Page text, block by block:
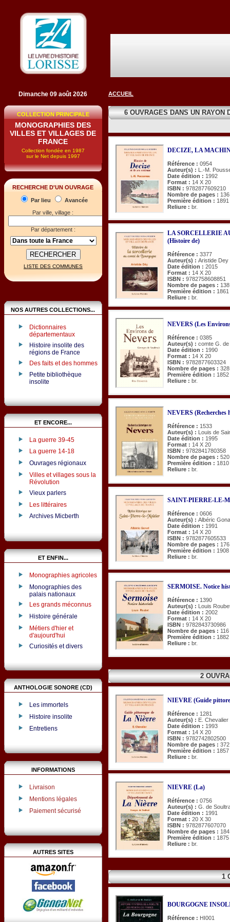
Dimanche 09 août 2026
COLLECTION PRINCIPALE
MONOGRAPHIES DES
VILLES ET VILLAGES DE
FRANCE
Collection fondée en 1987
sur le Net depuis 1997
RECHERCHE D'UN OUVRAGE
Par lieu
Avancée
Par ville, village :
Par département :
LISTE DES COMMUNES
NOS AUTRES COLLECTIONS...
Dictionnaires
départementaux
Histoire insolite des
régions de France
Des faits et des hommes
Petite bibliothèque
insolite
ET ENCORE...
La guerre 39-45
La guerre 14-18
Ouvrages régionaux
Villes et villages sous la
Révolution
Vieux parlers
Les littéraires
Archives Micberth
ET ENFIN...
Monographies agricoles
Monographies des
palais nationaux
Les grands méconnus
Histoire générale
Métiers d'hier et
d'aujourd'hui
Curiosités et divers
ANTHOLOGIE SONORE (CD)
Les immortels
Histoire insolite
Entretiens
INFORMATIONS
Livraison
Mentions légales
Paiement sécurisé
AUTRES SITES
ACCUEIL
6 OUVRAGES DANS UN RAYON
DECIZE, LA
Référence : 0954
Auteur(s) : L.-M.
Date édition : 1992
Format : 14 X 20
ISBN : 9782877609210
Nombre de pages : 136
Première édition : 1891
Reliure : br.
LA SORCELLERIE
(Histoire de)
Référence : 3377
Auteur(s) : Aristide Dey
Date édition : 2015
Format : 14 X 20
ISBN : 9782758608851
Nombre de pages : 138
Première édition : 1861
Reliure : br.
NEVERS (Les
Référence : 0385
Auteur(s) : comte G. de
Date édition : 1990
Format : 14 X 20
ISBN : 9782877603324
Nombre de pages : 328
Première édition : 1852
Reliure : br.
NEVERS (Recherches
Référence : 1533
Auteur(s) : Louis de
Date édition : 1995
Format : 14 X 20
ISBN : 9782841780358
Nombre de pages : 520
Première édition : 1810
Reliure : br.
SAINT-PIERRE-LE-
Référence : 0606
Auteur(s) : Albéric
Date édition : 1991
Format : 14 X 20
ISBN : 9782877605533
Nombre de pages : 176
Première édition : 1908
Reliure : br.
SERMOISE. Notice
Référence : 1390
Auteur(s) : Louis
Date édition : 2002
Format : 14 X 20
ISBN : 9782843730986
Nombre de pages : 116
Première édition : 1882
Reliure : br.
2
NIEVRE (Guide
Référence : 1281
Auteur(s) : E. Chevalier
Date édition : 1993
Format : 14 X 20
ISBN : 9782742802500
Nombre de pages : 372
Première édition : 1857
Reliure : br.
NIEVRE (La)
Référence : 0756
Auteur(s) : G. de
Date édition : 1991
Format : 20 X 30
ISBN : 9782877607070
Nombre de pages : 184
Première édition : 1875
Reliure : br.
1
BOURGOGNE
Référence : HI001